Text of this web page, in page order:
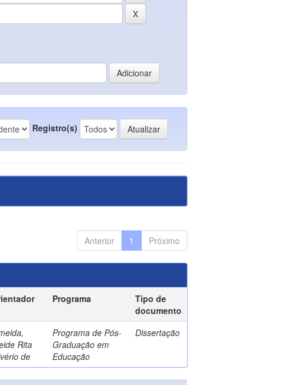
Registro(s)
Anterior 1 Próximo
Programa
Tipo de
documento
Rita
de
Programa de Pós-
Graduação em
Educação
Dissertação